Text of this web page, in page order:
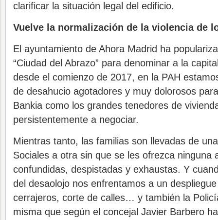
clarificar la situación legal del edificio.
Vuelve la normalización de la violencia de
El ayuntamiento de Ahora Madrid ha
“Ciudad del Abrazo” para denominar a la
desde el comienzo de 2017, en la PAH
de desahucio agotadores y muy dolorosos
Bankia como los grandes tenedores de
persistentemente a negociar.
Mientras tanto, las familias son llevadas de
Sociales a otra sin que se les ofrezca ninguna
confundidas, despistadas y exhaustas. Y
del desaolojo nos enfrentamos a un
cerrajeros, corte de calles… y también la
misma que según el concejal Javier Barbero